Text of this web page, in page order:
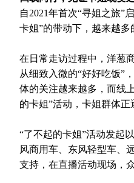
自2021年首次“寻姐之旅”
卡姐”的带动下，越来越多
在日常走访过程中，洋葱
从细致入微的“好好吃饭”
体的关注越来越多，而线
的卡姐”活动，卡姐群体正
“了不起的卡姐”活动发起
风商用车、东风轻型车、
支持，在直播活动现场，